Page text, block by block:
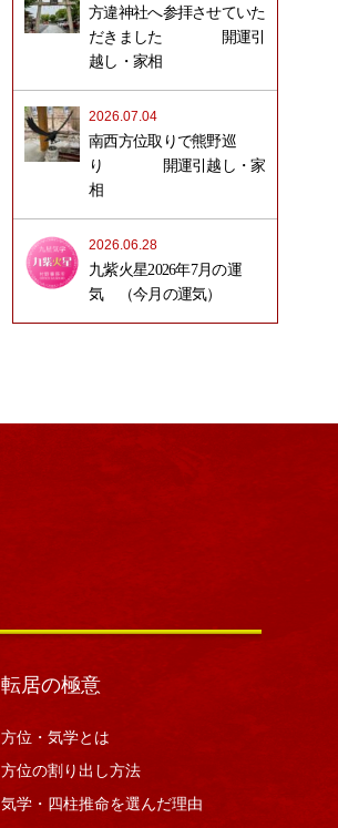
方違神社へ参拝させていた
だきました 開運引
越し・家相
2026.07.04
南西方位取りで熊野巡
り 開運引越し・家
相
2026.06.28
九紫火星2026年7月の運
気 （今月の運気）
転居の極意
方位・気学とは
方位の割り出し方法
気学・四柱推命を選んだ理由